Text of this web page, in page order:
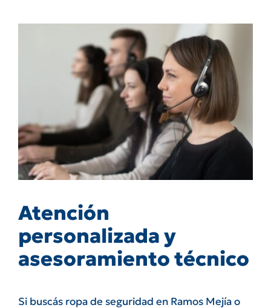
Atención
personalizada y
asesoramiento técnico
Si buscás ropa de seguridad en Ramos Mejía o